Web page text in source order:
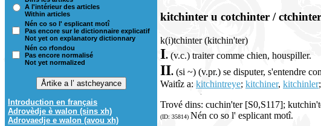
A l'intérieur des articles
Within articles
Nén co so l' esplicant motî
Pas encore sur le dictionnaire explicatif
Not yet on explanatory dictionnary
Nén co rfondou
Pas encore normalisé
Not yet normalized
Introduction en français
Adrovèdje è walon (sins xh)
Adrovaedje e walon (avou xh)
kitchinter u cotchinter / ctchinter
k(i)tchinter (kitchin'ter)
I. (v.c.) traiter comme chien, houspiller.
II. (si ~) (v.pr.) se disputer, s'entendre
Waitîz a: kitchintreye; kitchiner, kitchinler;
Trové dins: cuchin'ter [S0,S117];
(ID: 35814) Nén co so l' esplicant motî.